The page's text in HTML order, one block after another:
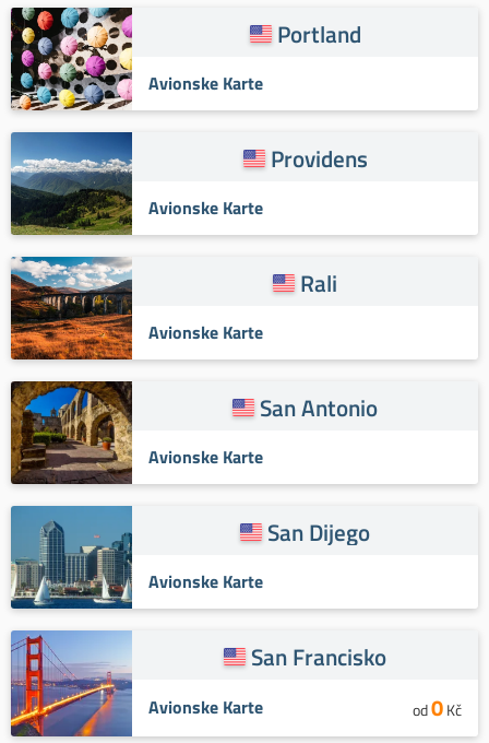
Portland
Avionske Karte
Providens
Avionske Karte
Rali
Avionske Karte
San Antonio
Avionske Karte
San Dijego
Avionske Karte
San Francisko
Avionske Karte od0Kč